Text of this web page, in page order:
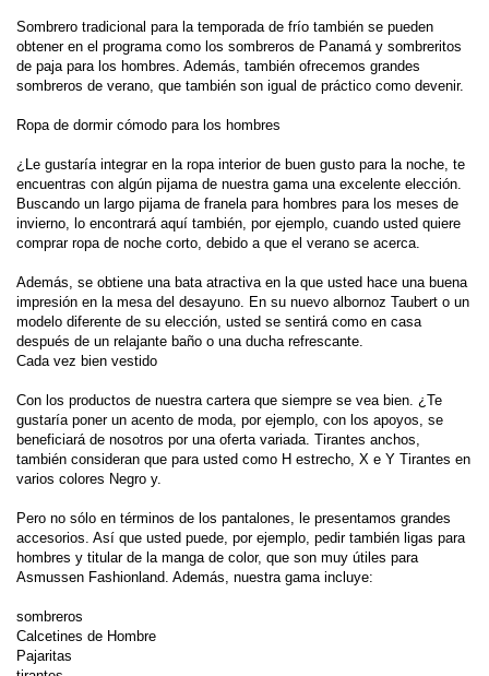
Sombrero tradicional para la temporada de frío también se pueden
obtener en el programa como los sombreros de Panamá y sombreritos
de paja para los hombres. Además, también ofrecemos grandes
sombreros de verano, que también son igual de práctico como devenir.
Ropa de dormir cómodo para los hombres
¿Le gustaría integrar en la ropa interior de buen gusto para la noche, te
encuentras con algún pijama de nuestra gama una excelente elección.
Buscando un largo pijama de franela para hombres para los meses de
invierno, lo encontrará aquí también, por ejemplo, cuando usted quiere
comprar ropa de noche corto, debido a que el verano se acerca.
Además, se obtiene una bata atractiva en la que usted hace una buena
impresión en la mesa del desayuno. En su nuevo albornoz Taubert o un
modelo diferente de su elección, usted se sentirá como en casa
después de un relajante baño o una ducha refrescante.
Cada vez bien vestido
Con los productos de nuestra cartera que siempre se vea bien. ¿Te
gustaría poner un acento de moda, por ejemplo, con los apoyos, se
beneficiará de nosotros por una oferta variada. Tirantes anchos,
también consideran que para usted como H estrecho, X e Y Tirantes en
varios colores Negro y.
Pero no sólo en términos de los pantalones, le presentamos grandes
accesorios. Así que usted puede, por ejemplo, pedir también ligas para
hombres y titular de la manga de color, que son muy útiles para
Asmussen Fashionland. Además, nuestra gama incluye:
sombreros
Calcetines de Hombre
Pajaritas